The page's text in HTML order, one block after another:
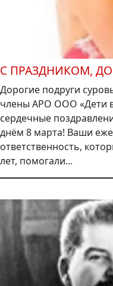
С ПРАЗДНИКОМ,
Дорогие подруги
члены АРО ООО «Дети
сердечные
днём 8 марта! Ваши
ответственность,
лет, помогали...